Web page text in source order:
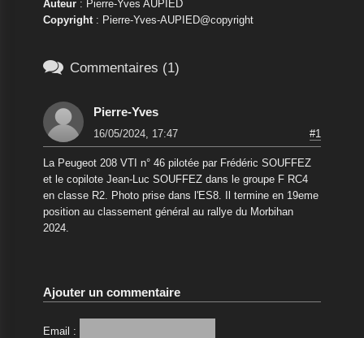
Auteur: Pierre-Yves AUPIED
Copyright: Pierre-Yves-AUPIED@copyright
 Commentaires (1)
Pierre-Yves
16/05/2024, 17:47 #1
La Peugeot 208 VTI n° 46 pilotée par Frédéric SOUFFEZ
et le copilote Jean-Luc SOUFFEZ dans le groupe F RC4
en classe R2. Photo prise dans l'ES8. Il termine en 19eme
position au classement général au rallye du Morbihan
2024.
Ajouter un commentaire
Email :